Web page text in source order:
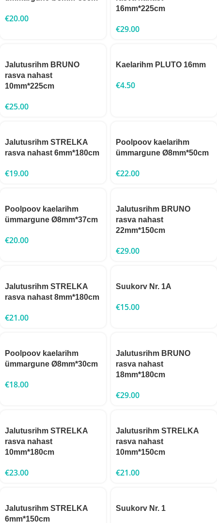
€20.00
16mm*225cm
€29.00
Jalutusrihm BRUNO
rasva nahast
10mm*225cm
€25.00
Kaelarihm PLUTO 16mm
€4.50
Jalutusrihm STRELKA
rasva nahast 6mm*180cm
€19.00
Poolpoov kaelarihm
ümmargune Ø8mm*50cm
€22.00
Poolpoov kaelarihm
ümmargune Ø8mm*37cm
€20.00
Jalutusrihm BRUNO
rasva nahast
22mm*150cm
€29.00
Jalutusrihm STRELKA
rasva nahast 8mm*180cm
€21.00
Suukorv Nr. 1A
€15.00
Poolpoov kaelarihm
ümmargune Ø8mm*30cm
€18.00
Jalutusrihm BRUNO
rasva nahast
18mm*180cm
€29.00
Jalutusrihm STRELKA
rasva nahast
10mm*180cm
€23.00
Jalutusrihm STRELKA
rasva nahast
10mm*150cm
€21.00
Jalutusrihm STRELKA
6mm*150cm
Suukorv Nr. 1